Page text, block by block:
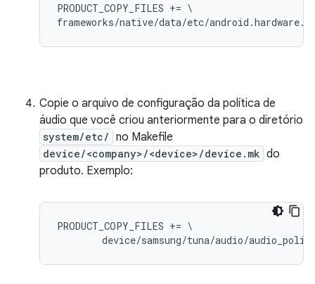
PRODUCT_COPY_FILES += \
Copie o arquivo de configuração da política de
áudio que você criou anteriormente para o diretório
system/etc/ no Makefile
device/<company>/<device>/device.mk do
produto. Exemplo:
PRODUCT_COPY_FILES += \